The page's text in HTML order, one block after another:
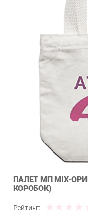
ПАЛЕТ МП MIX-
КОРОБОК)
Рейтинг: